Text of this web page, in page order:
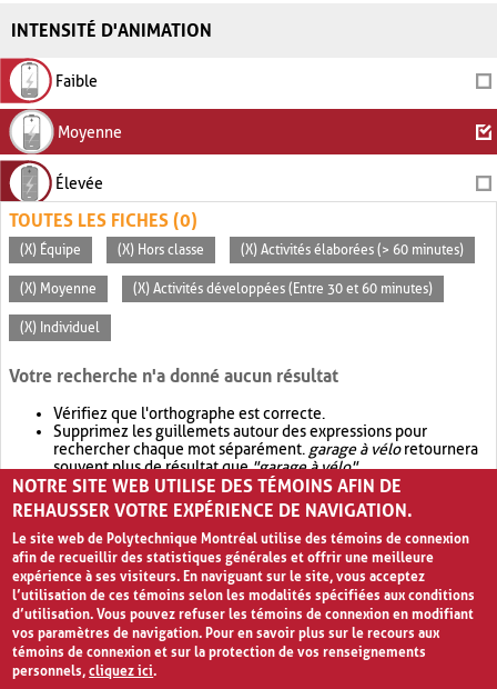
INTENSITÉ D'ANIMATION
Faible
Moyenne
Élevée
TOUTES LES FICHES (0)
(X) Équipe (X) Hors classe (X) Activités élaborées (> 60 minutes)
(X) Moyenne (X) Activités développées (Entre 30 et 60 minutes)
(X) Individuel
Votre recherche n'a donné aucun résultat
Vérifiez que l'orthographe est correcte.
Supprimez les guillemets autour des expressions pour
rechercher chaque mot séparément. garage à véloretournera
souvent plus de résultat que"garage à vélo".
Envisagez d'élargir votre recherche avec OR.garage OR vélo
retournera souvent plus de résultat quegarage à vélo
NOTRE SITE WEB UTILISE DES TÉMOINS AFIN DE
REHAUSSER VOTRE EXPÉRIENCE DE NAVIGATION.
Le site web de Polytechnique Montréal utilise des témoins de connexion
afin de recueillir des statistiques générales et offrir une meilleure
expérience à ses visiteurs. En naviguant sur le site, vous acceptez
l’utilisation de ces témoins selon les modalités spécifiées aux conditions
d’utilisation. Vous pouvez refuser les témoins de connexion en modifiant
vos paramètres de navigation. Pour en savoir plus sur le recours aux
témoins de connexion et sur la protection de vos renseignements
personnels,cliquez ici.